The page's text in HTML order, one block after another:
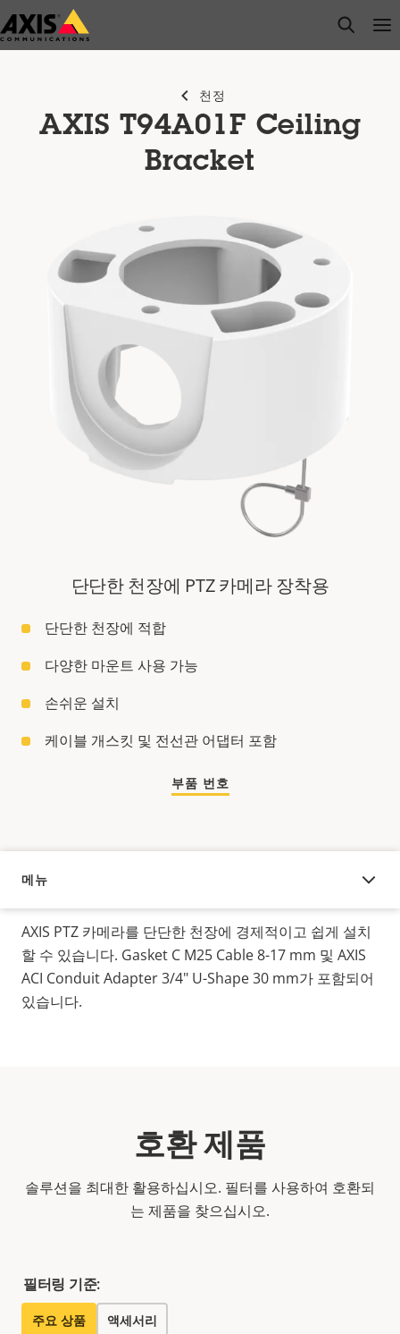
주
요
open
천정
AXIS T94A01F Ceiling
Bracket
단단한 천장에 PTZ 카메라 장착용
단단한 천장에 적합
다양한 마운트 사용 가능
손쉬운 설치
케이블 개스킷 및 전선관 어댑터 포함
부품 번호
메뉴
오버뷰
AXIS PTZ 카메라를 단단한 천장에 경제적이고 쉽게 설치
할 수 있습니다. Gasket C M25 Cable 8-17 mm 및 AXIS
ACI Conduit Adapter 3/4" U-Shape 30 mm가 포함되어
있습니다.
호환 제품
솔루션을 최대한 활용하십시오. 필터를 사용하여 호환되
는 제품을 찾으십시오.
필터링 기준:
주요 상품 액세서리